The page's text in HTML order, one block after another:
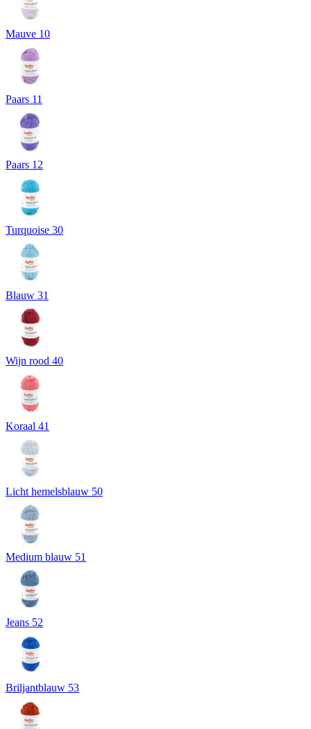
Mauve 10
Paars 11
Paars 12
Turquoise 30
Blauw 31
Wijn rood 40
Koraal 41
Licht hemelsblauw 50
Medium blauw 51
Jeans 52
Briljantblauw 53